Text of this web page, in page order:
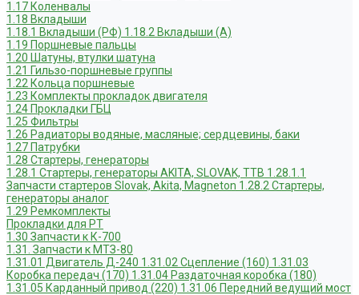
1.17 Коленвалы
1.18 Вкладыши
1.18.1 Вкладыши (РФ) 1.18.2 Вкладыши (А)
1.19 Поршневые пальцы
1.20 Шатуны, втулки шатуна
1.21 Гильзо-поршневые группы
1.22 Кольца поршневые
1.23 Комплекты прокладок двигателя
1.24 Прокладки ГБЦ
1.25 Фильтры
1.26 Радиаторы водяные, масляные; сердцевины, баки
1.27 Патрубки
1.28 Стартеры, генераторы
1.28.1 Стартеры, генераторы AKITA, SLOVAK, ТТВ 1.28.1.1
Запчасти стартеров Slovak, Akita, Magneton 1.28.2 Стартеры,
генераторы аналог
1.29 Ремкомплекты
Прокладки для РТ
1.30 Запчасти к К-700
1.31. Запчасти к МТЗ-80
1.31.01 Двигатель Д-240 1.31.02 Сцепление (160) 1.31.03
Коробка передач (170) 1.31.04 Раздаточная коробка (180)
1.31.05 Карданный привод (220) 1.31.06 Передний ведущий мост